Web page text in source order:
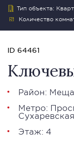
Тип объекта:
Количество
ID 64461
Район:
Метро:
Сухаревская
Этаж: 4